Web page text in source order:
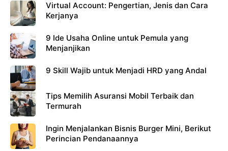
Virtual Account: Pengertian, Jenis dan Cara
Kerjanya
9 Ide Usaha Online untuk Pemula yang
Menjanjikan
9 Skill Wajib untuk Menjadi HRD yang Andal
Tips Memilih Asuransi Mobil Terbaik dan
Termurah
Ingin Menjalankan Bisnis Burger Mini, Berikut
Perincian Pendanaannya